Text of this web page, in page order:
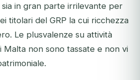
in gran parte irrilevante per
titolari del GRP la cui ricchezza
Le plusvalenze su attività
Malta non sono tassate e non vi